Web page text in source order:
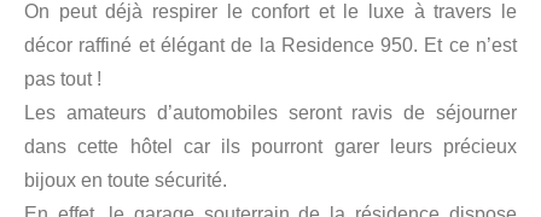
On peut déjà respirer le confort et le luxe à travers le
décor raffiné et élégant de la Residence 950. Et ce n’est
pas tout !
Les amateurs d’automobiles seront ravis de séjourner
dans cette hôtel car ils pourront garer leurs précieux
bijoux en toute sécurité.